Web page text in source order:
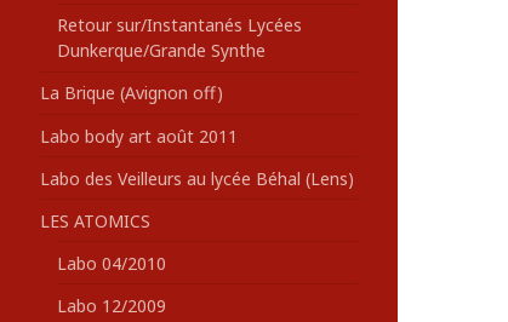
Retour sur/Instantanés Lycées
Dunkerque/Grande Synthe
La Brique (Avignon off)
Labo body art août 2011
Labo des Veilleurs au lycée Béhal (Lens)
LES ATOMICS
Labo 04/2010
Labo 12/2009